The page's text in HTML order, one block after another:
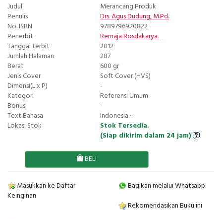
Judul
Merancang Produk
Penulis
Drs. Agus Dudung, M.Pd.
No. ISBN
9789796920822
Penerbit
Remaja Rosdakarya
Tanggal terbit
2012
Jumlah Halaman
287
Berat
600 gr
Jenis Cover
Soft Cover (HVS)
Dimensi(L x P)
-
Kategori
Referensi Umum
Bonus
-
Text Bahasa
Indonesia ··
Lokasi Stok
Stok Tersedia.
(Siap dikirim dalam 24 jam)
BELI
Masukkan ke Daftar
Keinginan
Bagikan melalui Whatsapp
Rekomendasikan Buku ini